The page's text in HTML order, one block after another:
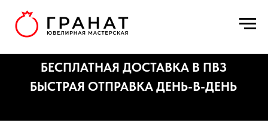
БЫСТРАЯ ОТПРАВКА ДЕНЬ-В-ДЕНЬ